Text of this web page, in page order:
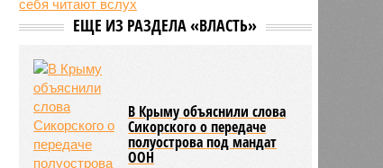
13:44
Минобрнауки осенью примет
решение о правилах приёма на
ЕЩЕ ИЗ РАЗДЕЛА «ВЛАСТЬ»
В Крыму объяснили слова
Сикорского о передаче
полуострова под мандат
ООН